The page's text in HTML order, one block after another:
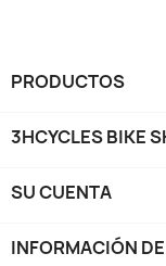
PRODUCTOS
3HCYCLES BIKE
SU CUENTA
INFORMACIÓN